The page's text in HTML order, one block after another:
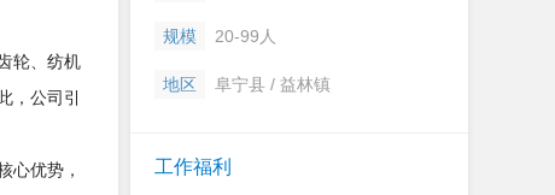
轮、纺机
，公司引
心优势，
规模 20-99人
地区 阜宁县 / 益林镇
工作福利